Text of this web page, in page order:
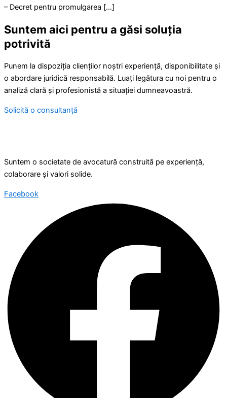
– Decret pentru promulgarea […]
Suntem aici pentru a găsi soluția
potrivită
Punem la dispoziția clienților noștri experiență, disponibilitate și
o abordare juridică responsabilă. Luați legătura cu noi pentru o
analiză clară și profesionistă a situației dumneavoastră.
Solicită o consultanță
Suntem o societate de avocatură construită pe experiență,
colaborare și valori solide.
Facebook